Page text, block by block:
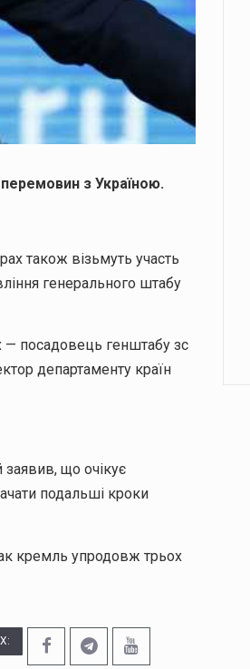
з Україною.
також візьмуть участь
генерального штабу
— посадовець генштабу зс
департаменту країн
що очікує
подальші кроки
кремль упродовж трьох